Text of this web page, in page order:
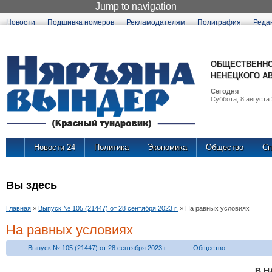
Jump to navigation
Новости Подшивка номеров Рекламодателям Полиграфия
НЕНЕЦКОГО
Сегодня
Суббота, 8 августа
Новости 24 Политика Экономика Общество
Вы здесь
Главная » Выпуск № 105 (21447) от 28 сентября 2023 г. » На равных условиях
На равных условиях
Выпуск № 105 (21447) от 28 сентября 2023 г. Общество